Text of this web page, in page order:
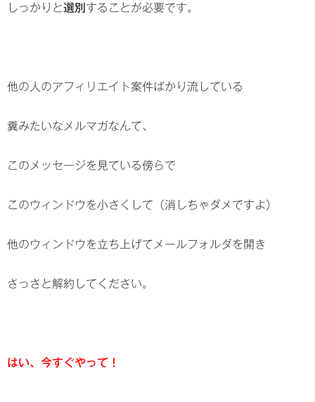
しっかりと選別 することが必要です。
他の人のアフィリエイト案件ばかり流している
糞みたいなメルマガなんて、
このメッセージを見ている傍らで
このウィンドウを小さくして（消しちゃダメですよ）
他のウィンドウを立ち上げてメールフォルダを開き
さっさと解約してください。
はい、今すぐやって！